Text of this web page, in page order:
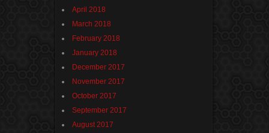
April 2018
March 2018
February 2018
January 2018
December 2017
November 2017
October 2017
September 2017
August 2017